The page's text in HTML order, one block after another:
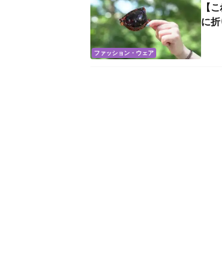
ファッション・ウェア
【
に